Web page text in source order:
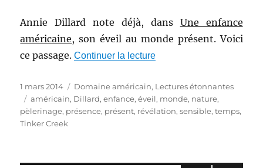
Annie Dillard note déjà, dans Une enfance
américaine, son éveil au monde présent. Voici
ce passage. Continuer la lecturede « Le présent »
Publié
le
1 mars 2014 Catégories
Domaine américain, Lectures étonnantes
Étiquettes
américain, Dillard,enfance,éveil, monde, nature,
pèlerinage, présence, présent, révélation,sensible,temps,
Tinker Creek